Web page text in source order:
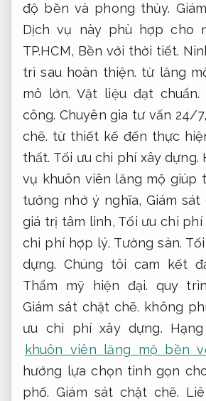
độ bền và phong thủy.
Dịch vụ này phù hợp cho
TP.HCM, Bền với thời tiết.
trì sau hoàn thiện. từ lăng
mô lớn.Vật liệu đạt chuẩn.
công. Chuyên gia tư vấn 24/7,
chẽ. từ thiết kế đến thực
thất. Tối ưu chi phí xây dựng.
vụ khuôn viên lăng mộ giúp
tưởng nhớ ý nghĩa, Giám sát
giá trị tâm linh, Tối ưu chi phí
chi phí hợp lý. Tường sàn.
dựng. Chúng tôi cam kết
Thẩm mỹ hiện đại. quy
Giám sát chặt chẽ. không
ưu chi phí xây dựng.
khuôn viên lăng mộ bền
hướng lựa chọn tinh gọn
phố. Giám sát chặt chẽ.